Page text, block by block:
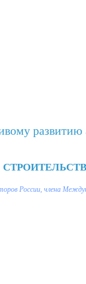
развитию
России, члена